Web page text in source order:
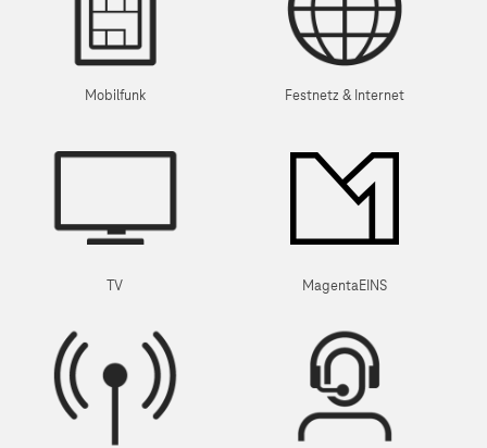
Mobilfunk Festnetz & Internet
TV MagentaEINS